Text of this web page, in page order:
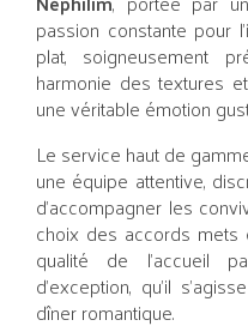
passion constante pour
plat, soigneusement
harmonie des textures
une véritable émotion
Le service haut de
une équipe attentive,
d’accompagner les
choix des accords
qualité de l’accueil
d’exception, qu’il
dîner romantique.